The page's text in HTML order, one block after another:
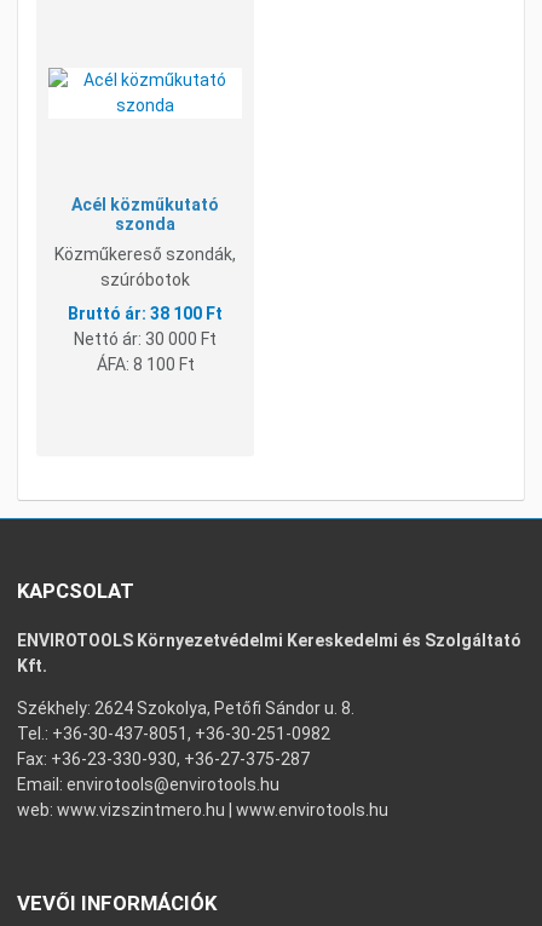
Acél közműkutató
szonda
Közműkereső szondák,
szúróbotok
38 100 Ft
Nettó ár: 30 000 Ft
ÁFA: 8 100 Ft
KAPCSOLAT
ENVIROTOOLS Környezetvédelmi Kereskedelmi és Szolgáltató
Kft.
Székhely: 2624 Szokolya, Petőfi Sándor u. 8.
Tel.: +36-30-437-8051, +36-30-251-0982
Fax: +36-23-330-930, +36-27-375-287
Email: envirotools@envirotools.hu
web: www.vizszintmero.hu www.envirotools.hu
VEVŐI INFORMÁCIÓK